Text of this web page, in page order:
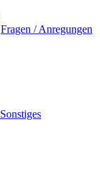
Fragen / Anregungen
Sonstiges